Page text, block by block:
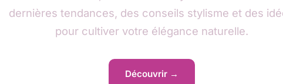
dernières tendances, des conseils stylisme et des
pour cultiver votre élégance naturelle.
Découvrir →